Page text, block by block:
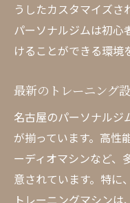
うしたカスタマイズさ
パーソナルジムは初心
けることができる環境
最新のトレーニング
名古屋のパーソナルジ
が揃っています。高性
ーディオマシンなど、
意されています。特に
トレーニングマシン